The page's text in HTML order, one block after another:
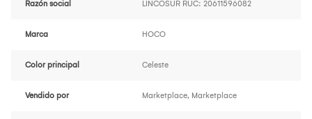
Razón social LINCOSUR RUC: 20611596082
Marca HOCO
Color principal Celeste
Vendido por Marketplace, Marketplace